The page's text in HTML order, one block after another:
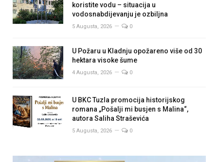
koristite vodu – situacija u
vodosnabdijevanju je ozbiljna
5 Augusta, 2026 0
U Požaru u Kladnju opožareno više od 30
hektara visoke šume
4 Augusta, 2026 0
U BKC Tuzla promocija historijskog
romana „Pošalji mi busjen s Malina“,
autora Saliha Straševića
5 Augusta, 2026 0